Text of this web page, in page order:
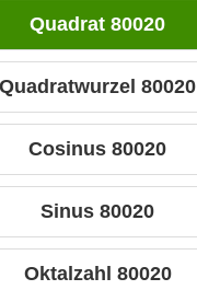
Quadrat 80020
Quadratwurzel 80020
Cosinus 80020
Sinus 80020
Oktalzahl 80020